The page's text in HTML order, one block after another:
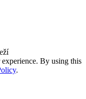
By using this
.